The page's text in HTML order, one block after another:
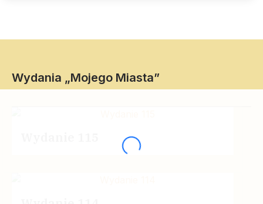
Wydania „Mojego Miasta”